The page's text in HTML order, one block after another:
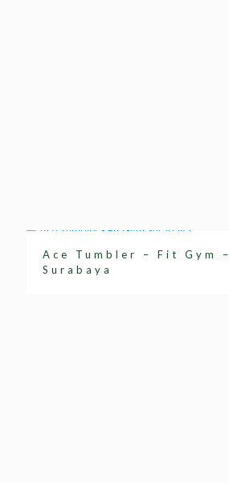
Ace Tumbler – Fit Gym –
Surabaya